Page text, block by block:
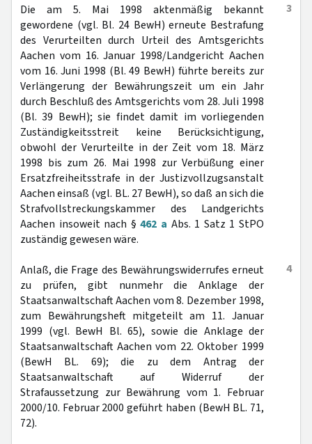
3
Die am 5. Mai 1998 aktenmäßig bekannt
gewordene (vgl. Bl. 24 BewH) erneute Bestrafung
des Verurteilten durch Urteil des Amtsgerichts
Aachen vom 16. Januar 1998/Landgericht Aachen
vom 16. Juni 1998 (Bl. 49 BewH) führte bereits zur
Verlängerung der Bewährungszeit um ein Jahr
durch Beschluß des Amtsgerichts vom 28. Juli 1998
(Bl. 39 BewH); sie findet damit im vorliegenden
Zuständigkeitsstreit keine Berücksichtigung,
obwohl der Verurteilte in der Zeit vom 18. März
1998 bis zum 26. Mai 1998 zur Verbüßung einer
Ersatzfreiheitsstrafe in der Justizvollzugsanstalt
Aachen einsaß (vgl. BL. 27 BewH), so daß an sich die
Strafvollstreckungskammer des Landgerichts
Aachen insoweit nach §462 a Abs. 1 Satz 1 StPO
zuständig gewesen wäre.
4
Anlaß, die Frage des Bewährungswiderrufes erneut
zu prüfen, gibt nunmehr die Anklage der
Staatsanwaltschaft Aachen vom 8. Dezember 1998,
zum Bewährungsheft mitgeteilt am 11. Januar
1999 (vgl. BewH Bl. 65), sowie die Anklage der
Staatsanwaltschaft Aachen vom 22. Oktober 1999
(BewH BL. 69); die zu dem Antrag der
Staatsanwaltschaft auf Widerruf der
Strafaussetzung zur Bewährung vom 1. Februar
2000/10. Februar 2000 geführt haben (BewH BL. 71,
72).